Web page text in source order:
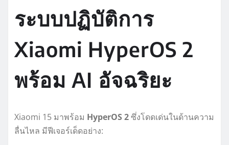
ระบบปฏิบัติการ
Xiaomi HyperOS 2
พร้อม AI อัจฉริยะ
Xiaomi 15 มาพร้อม HyperOS 2ซึ่งโดดเด่นในด้านความ
ลื่นไหล มีฟีเจอร์เด็ดอย่าง: